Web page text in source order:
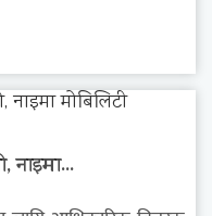
नाइमा...